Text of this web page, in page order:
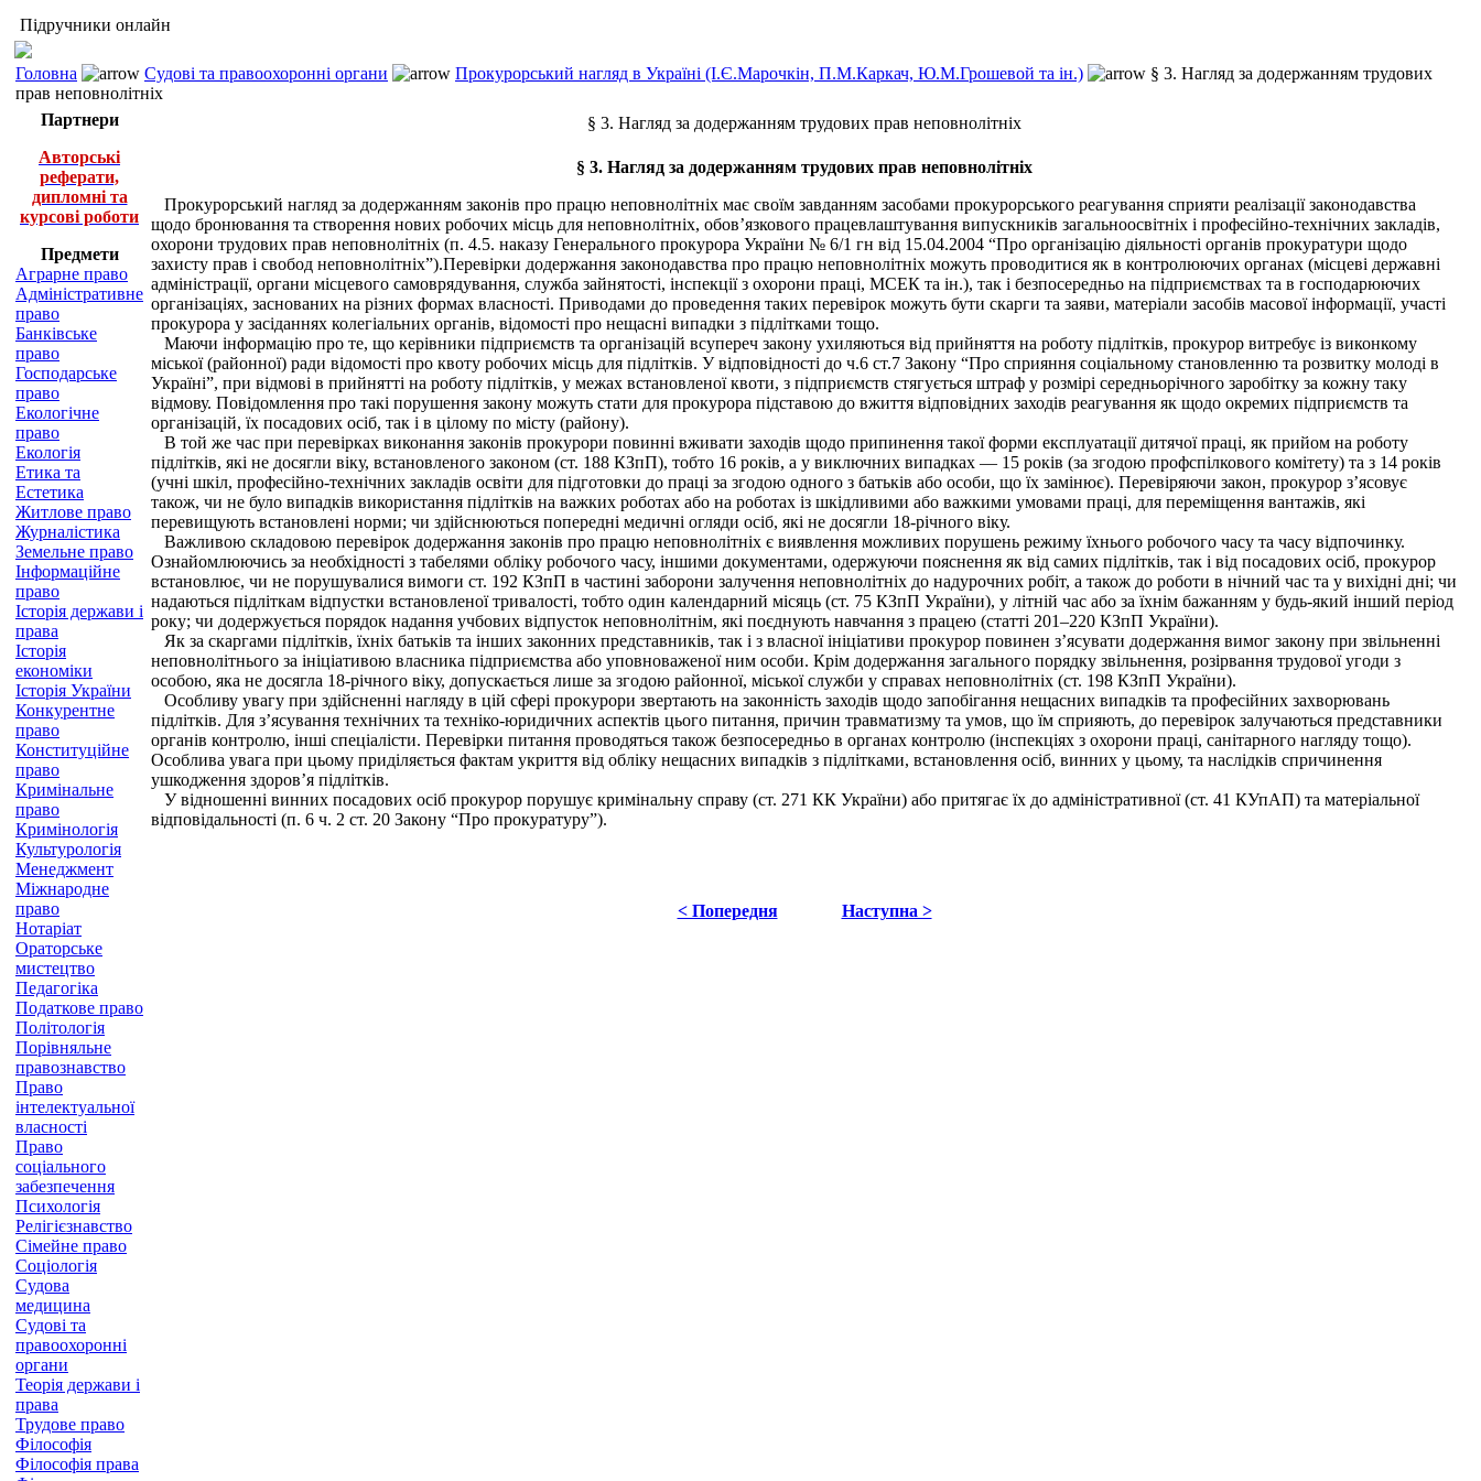
Підручники онлайн
Головна Судові та правоохоронні органи Прокурорський нагляд в Україні (І.Є.Марочкін, П.М.Каркач, Ю.М.Грошевой та ін.)
§ 3. Нагляд за додержанням трудових
прав неповнолітніх
Партнери
Авторські
реферати,
дипломні та
курсові роботи
Предмети
Аграрне право
Адміністративне
право
Банківське
право
Господарське
право
Екологічне
право
Екологія
Етика та
Естетика
Житлове право
Журналістика
Земельне право
Інформаційне
право
Історія держави і
права
Історія
економіки
Історія України
Конкурентне
право
Конституційне
право
Кримінальне
право
Кримінологія
Культурологія
Менеджмент
Міжнародне
право
Нотаріат
Ораторське
мистецтво
Педагогіка
Податкове право
Політологія
Порівняльне
правознавство
Право
інтелектуальної
власності
Право
соціального
забезпечення
Психологія
Релігієзнавство
Сімейне право
Соціологія
Судова
медицина
Судові та
правоохоронні
органи
Теорія держави і
права
Трудове право
Філософія
Філософія права
§ 3. Нагляд за додержанням трудових прав неповнолітніх
§ 3. Нагляд за додержанням трудових прав неповнолітніх
Прокурорський нагляд за додержанням законів про працю неповнолітніх має своїм завданням засобами прокурорського реагування сприяти реалізації законодавства
щодо бронювання та створення нових робочих місць для неповнолітніх, обов’язкового працевлаштування випускників загальноосвітніх і професійно-технічних закладів,
охорони трудових прав неповнолітніх (п. 4.5. наказу Генерального прокурора України № 6/1 гн від 15.04.2004 “Про організацію діяльності органів прокуратури щодо
захисту прав і свобод неповнолітніх”).Перевірки додержання законодавства про працю неповнолітніх можуть проводитися як в контролюючих органах (місцеві державні
адміністрації, органи місцевого самоврядування, служба зайнятості, інспекції з охорони праці, МСЕК та ін.), так і безпосередньо на підприємствах та в господарюючих
організаціях, заснованих на різних формах власності. Приводами до проведення таких перевірок можуть бути скарги та заяви, матеріали засобів масової інформації, участі
прокурора у засіданнях колегіальних органів, відомості про нещасні випадки з підлітками тощо.
Маючи інформацію про те, що керівники підприємств та організацій всупереч закону ухиляються від прийняття на роботу підлітків, прокурор витребує із виконкому
міської (районної) ради відомості про квоту робочих місць для підлітків. У відповідності до ч.6 ст.7 Закону “Про сприяння соціальному становленню та розвитку молоді в
Україні”, при відмові в прийнятті на роботу підлітків, у межах встановленої квоти, з підприємств стягується штраф у розмірі середньорічного заробітку за кожну таку
відмову. Повідомлення про такі порушення закону можуть стати для прокурора підставою до вжиття відповідних заходів реагування як щодо окремих підприємств та
організацій, їх посадових осіб, так і в цілому по місту (району).
В той же час при перевірках виконання законів прокурори повинні вживати заходів щодо припинення такої форми експлуатації дитячої праці, як прийом на роботу
підлітків, які не досягли віку, встановленого законом (ст. 188 КЗпП), тобто 16 років, а у виключних випадках — 15 років (за згодою профспілкового комітету) та з 14 років
(учні шкіл, професійно-технічних закладів освіти для підготовки до праці за згодою одного з батьків або особи, що їх замінює). Перевіряючи закон, прокурор з’ясовує
також, чи не було випадків використання підлітків на важких роботах або на роботах із шкідливими або важкими умовами праці, для переміщення вантажів, які
перевищують встановлені норми; чи здійснюються попередні медичні огляди осіб, які не досягли 18-річного віку.
Важливою складовою перевірок додержання законів про працю неповнолітніх є виявлення можливих порушень режиму їхнього робочого часу та часу відпочинку.
Ознайомлюючись за необхідності з табелями обліку робочого часу, іншими документами, одержуючи пояснення як від самих підлітків, так і від посадових осіб, прокурор
встановлює, чи не порушувалися вимоги ст. 192 КЗпП в частині заборони залучення неповнолітніх до надурочних робіт, а також до роботи в нічний час та у вихідні дні; чи
надаються підліткам відпустки встановленої тривалості, тобто один календарний місяць (ст. 75 КЗпП України), у літній час або за їхнім бажанням у будь-який інший період
року; чи додержується порядок надання учбових відпусток неповнолітнім, які поєднують навчання з працею (статті 201–220 КЗпП України).
Як за скаргами підлітків, їхніх батьків та інших законних представників, так і з власної ініціативи прокурор повинен з’ясувати додержання вимог закону при звільненні
неповнолітнього за ініціативою власника підприємства або уповноваженої ним особи. Крім додержання загального порядку звільнення, розірвання трудової угоди з
особою, яка не досягла 18-річного віку, допускається лише за згодою районної, міської служби у справах неповнолітніх (ст. 198 КЗпП України).
Особливу увагу при здійсненні нагляду в цій сфері прокурори звертають на законність заходів щодо запобігання нещасних випадків та професійних захворювань
підлітків. Для з’ясування технічних та техніко-юридичних аспектів цього питання, причин травматизму та умов, що їм сприяють, до перевірок залучаються представники
органів контролю, інші спеціалісти. Перевірки питання проводяться також безпосередньо в органах контролю (інспекціях з охорони праці, санітарного нагляду тощо).
Особлива увага при цьому приділяється фактам укриття від обліку нещасних випадків з підлітками, встановлення осіб, винних у цьому, та наслідків спричинення
ушкодження здоров’я підлітків.
У відношенні винних посадових осіб прокурор порушує кримінальну справу (ст. 271 КК України) або притягає їх до адміністративної (ст. 41 КУпАП) та матеріальної
відповідальності (п. 6 ч. 2 ст. 20 Закону “Про прокуратуру”).
< Попередня Наступна >